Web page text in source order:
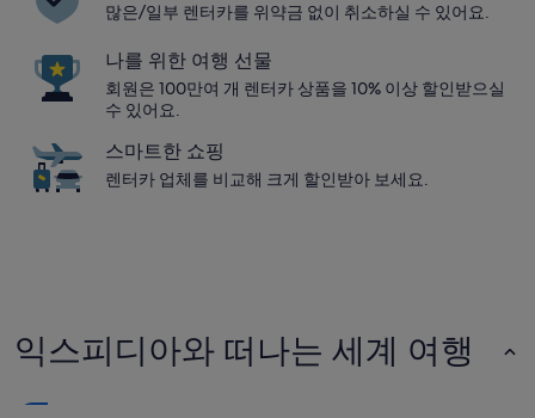
많은/일부 렌터카를 위약금 없이 취소하실 수 있어요.
나를 위한 여행 선물
회원은 100만여 개 렌터카 상품을 10% 이상 할인받으실
수 있어요.
스마트한 쇼핑
렌터카 업체를 비교해 크게 할인받아 보세요.
익스피디아와 떠나는 세계 여행